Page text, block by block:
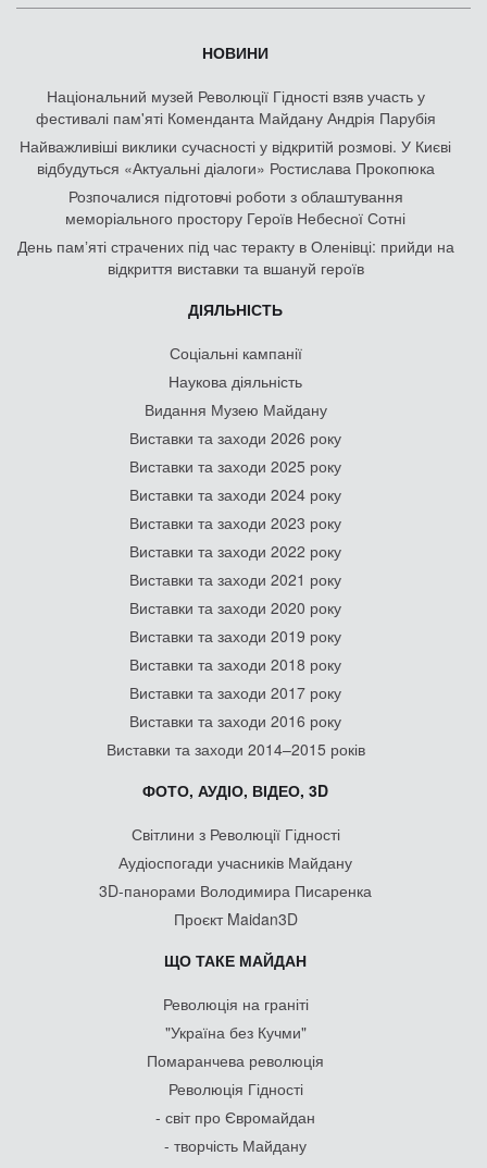
НОВИНИ
Національний музей Революції Гідності взяв участь у
фестивалі пам'яті Коменданта Майдану Андрія Парубія
Найважливіші виклики сучасності у відкритій розмові. У Києві
відбудуться «Актуальні діалоги» Ростислава Прокопюка
Розпочалися підготовчі роботи з облаштування
меморіального простору Героїв Небесної Сотні
День памʼяті страчених під час теракту в Оленівці: прийди на
відкриття виставки та вшануй героїв
ДІЯЛЬНІСТЬ
Соціальні кампанії
Наукова діяльність
Видання Музею Майдану
Виставки та заходи 2026 року
Виставки та заходи 2025 року
Виставки та заходи 2024 року
Виставки та заходи 2023 року
Виставки та заходи 2022 року
Виставки та заходи 2021 року
Виставки та заходи 2020 року
Виставки та заходи 2019 року
Виставки та заходи 2018 року
Виставки та заходи 2017 року
Виставки та заходи 2016 року
Виставки та заходи 2014–2015 років
ФОТО, АУДІО, ВІДЕО, 3D
Світлини з Революції Гідності
Аудіоспогади учасників Майдану
3D-панорами Володимира Писаренка
Проєкт Maidan3D
ЩО ТАКЕ МАЙДАН
Революція на граніті
"Україна без Кучми"
Помаранчева революція
Революція Гідності
- світ про Євромайдан
- творчість Майдану